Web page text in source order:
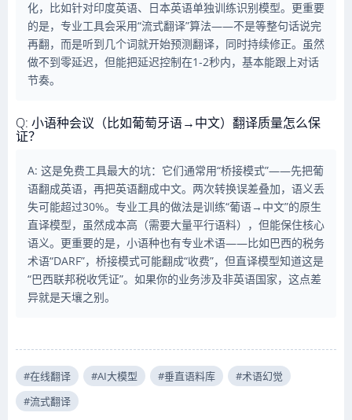
化，比如针对印度英语、日本英语单独训练识别模型。更重要
的是，专业工具会采用“流式翻译”算法——不是等整句话说完
再翻，而是听到几个词就开始预测翻译，同时持续修正。虽然
做不到零延迟，但能把延迟控制在1-2秒内，基本能跟上对话
节奏。
Q: 小语种会议（比如葡萄牙语→中文）翻译质量怎么保
证？
A: 这是免费工具最大的坑：它们通常用“桥接模式”——先把葡
语翻成英语，再把英语翻成中文。两次转换误差叠加，语义丢
失可能超过30%。专业工具的做法是训练“葡语→中文”的原生
直译模型，虽然成本高（需要大量平行语料），但能保住核心
语义。更重要的是，小语种也有专业术语——比如巴西的税务
术语“DARF”，桥接模式可能翻成“收费”，但直译模型知道这是
“巴西联邦税收凭证”。如果你的业务涉及非英语国家，这点差
异就是天壤之别。
#在线翻译 #AI大模型 #垂直语料库
#术语幻觉
#流式翻译